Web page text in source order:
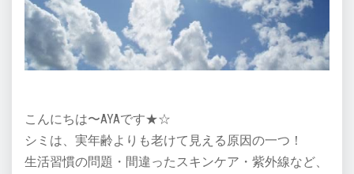
こんにちは〜AYAです★☆
シミは、実年齢よりも老けて見える原因の一つ！
生活習慣の問題・間違ったスキンケア・紫外線など、